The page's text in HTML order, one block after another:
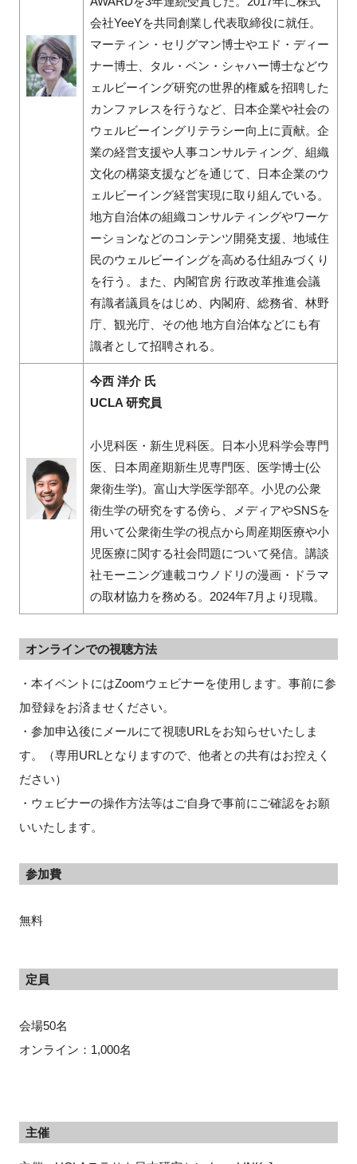
会社YeeYを共同創業し代表取締役に就任。
マーティン・セリグマン博士やエド・ディー
ナー博士、タル・ベン・シャハー博士などウ
ェルビーイング研究の世界的権威を招聘した
カンファレスを行うなど、日本企業や社会の
ウェルビーイングリテラシー向上に貢献。企
業の経営支援や人事コンサルティング、組織
文化の構築支援などを通じて、日本企業のウ
ェルビーイング経営実現に取り組んでいる。
地方自治体の組織コンサルティングやワーケ
ーションなどのコンテンツ開発支援、地域住
民のウェルビーイングを高める仕組みづくり
を行う。また、内閣官房 行政改革推進会議
有識者議員をはじめ、内閣府、総務省、林野
庁、観光庁、その他 地方自治体などにも有
識者として招聘される。
今西 洋介 氏
UCLA 研究員
小児科医・新生児科医。日本小児科学会専門
医、日本周産期新生児専門医、医学博士(公
衆衛生学)。富山大学医学部卒。小児の公衆
衛生学の研究をする傍ら、メディアやSNSを
用いて公衆衛生学の視点から周産期医療や小
児医療に関する社会問題について発信。講談
社モーニング連載コウノドリの漫画・ドラマ
の取材協力を務める。2024年7月より現職。
オンラインでの視聴方法
・本イベントにはZoomウェビナーを使用します。事前に参
加登録をお済ませください。
・参加申込後にメールにて視聴URLをお知らせいたしま
す。（専用URLとなりますので、他者との共有はお控えく
ださい）
・ウェビナーの操作方法等はご自身で事前にご確認をお願
いいたします。
参加費
無料
定員
会場50名
オンライン：1,000名
主催